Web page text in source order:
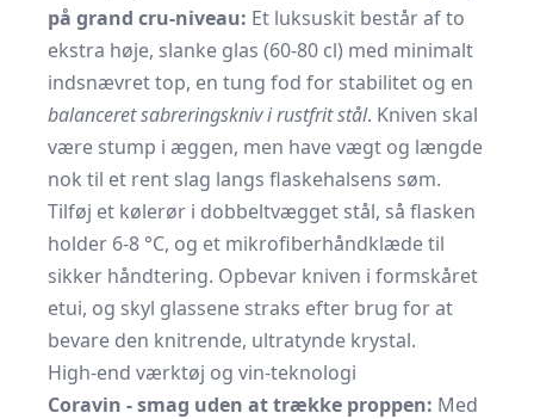
på grand cru-niveau: Et luksuskit består af to
ekstra høje, slanke glas (60-80 cl) med minimalt
indsnævret top, en tung fod for stabilitet og en
balanceret sabreringskniv i rustfrit stål. Kniven skal
være stump i æggen, men have vægt og længde
nok til et rent slag langs flaskehalsens søm.
Tilføj et køle­rør i dobbeltvægget stål, så flasken
holder 6-8 °C, og et mikrofiberhåndklæde til
sikker håndtering. Opbevar kniven i formskåret
etui, og skyl glassene straks efter brug for at
bevare den knitrende, ultratynde krystal.
High-end værktøj og vin-teknologi
Coravin - smag uden at trække proppen: Med